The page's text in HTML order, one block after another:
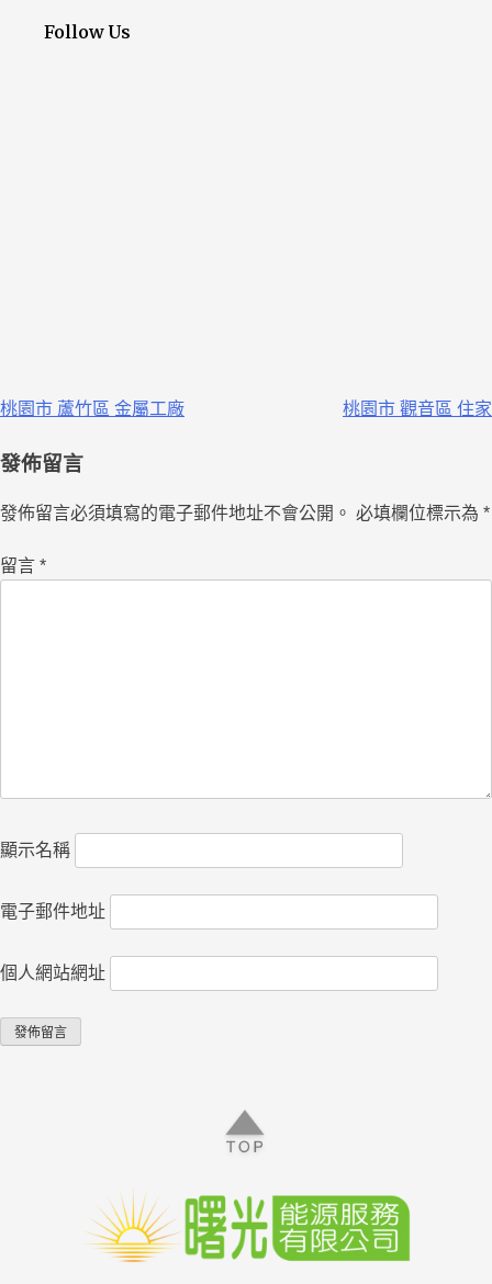
Follow Us
桃園市 蘆竹區 金屬工廠 桃園市 觀音區 住家
發佈留言
發佈留言必須填寫的電子郵件地址不會公開。 必填欄位標示為 *
留言 *
顯示名稱
電子郵件地址
個人網站網址